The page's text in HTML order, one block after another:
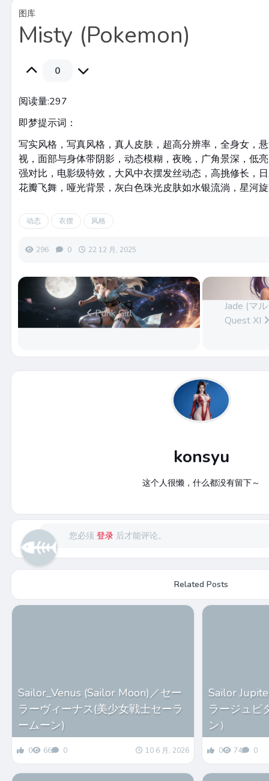
图库
Misty (Pokemon)
0
阅读量:297
即梦提示词：
写实风格，写真风格，真人皮肤，超高分辨率，全身女，
视，面部与身体带阴影，动态模糊，夜晚，广角景深，低
强对比，电影级特效，大风中衣摆发丝动态，高挑修长，
花瓣飞舞，哑光背景，灰白色珠光皮肤如水银流淌，星河
动态 衣摆 风格
296 0 22 12 月, 2025
Punk Girl
Jade (マ
Quest XI
konsyu
这个人很懒，什么都没有留下～
您必须登录 后才能评论。
Related Posts
Sailor_Venus (Sailor Moon)／セー
ラーヴィーナス(美少女戦士セーラ
ームーン)
0 66 0 10 6 月, 2026
Sailor
ラージュピ
ン）
0 74 0